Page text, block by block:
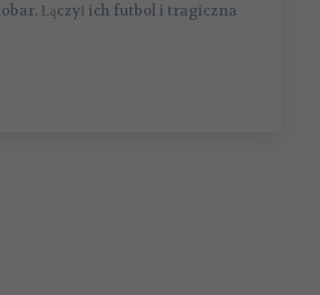
Łączył ich futbol i tragiczna